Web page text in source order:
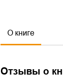
О книге
Отзывы о